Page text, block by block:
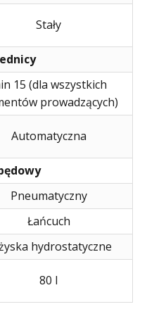
Stały
15 (dla wszystkich
prowadzących)
Automatyczna
Pneumatyczny
Łańcuch
hydrostatyczne
80 l